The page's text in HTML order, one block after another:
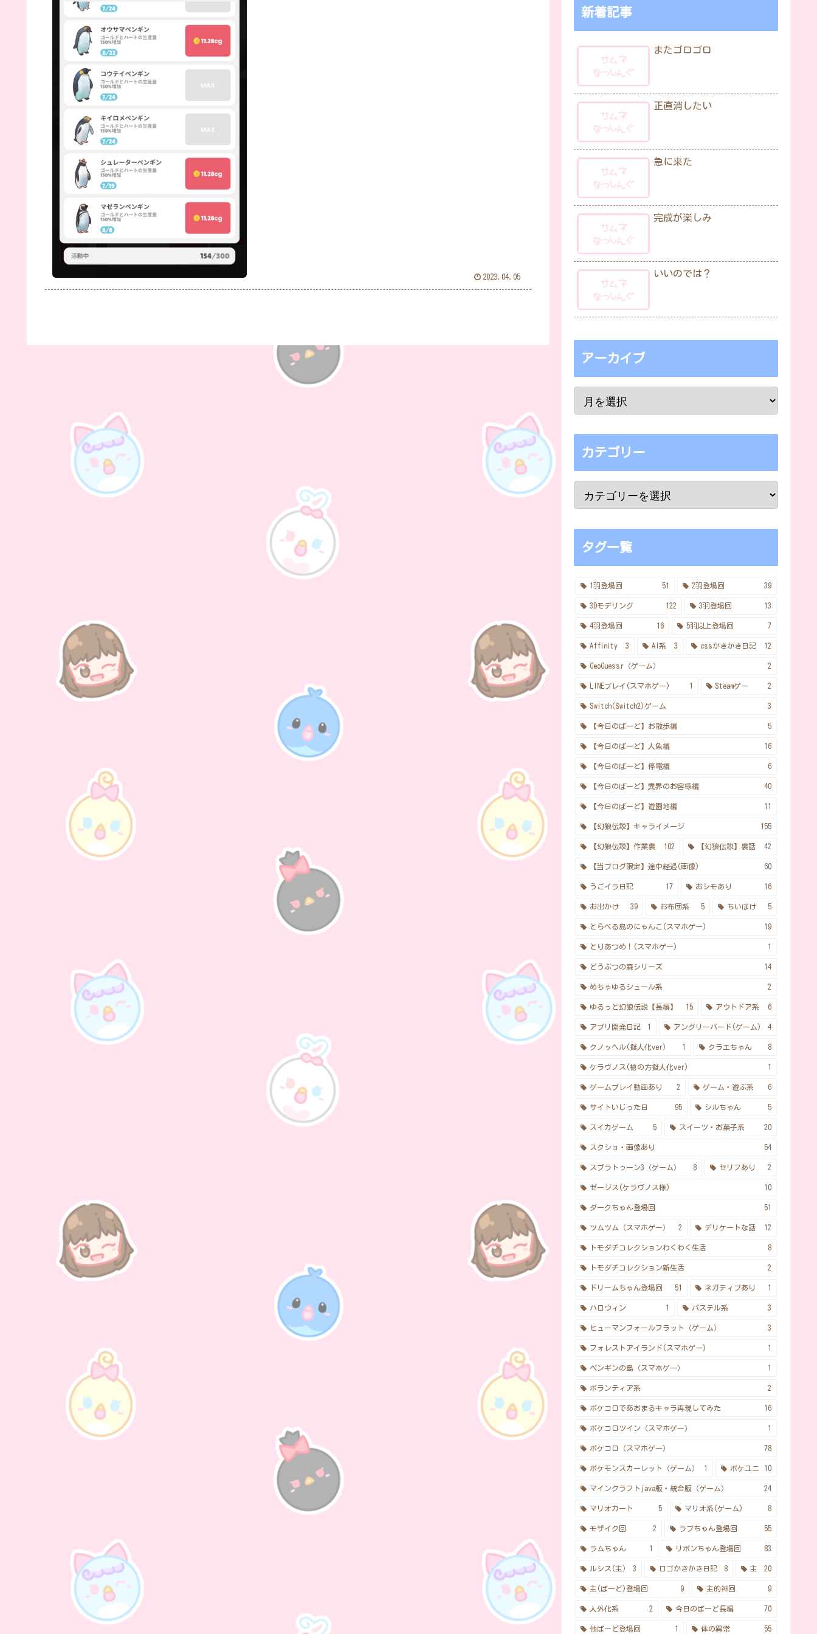
2023.04.05
新着記事
またゴロゴロ
正直消したい
急に来た
完成が楽しみ
いいのでは？
アーカイブ
カテゴリー
タグ一覧
1羽登場回 51 2羽登場回 39
3Dモデリング 122 3羽登場回 13
4羽登場回 16 5羽以上登場回 7
Affinity 3 AI系 3 cssかきかき日記 12
GeoGuessr（ゲーム） 2
LINEプレイ(スマホゲー) 1 Steamゲー 2
Switch(Switch2)ゲーム 3
【今日のばーど】お散歩編 5
【今日のばーど】人魚編 16
【今日のばーど】停電編 6
【今日のばーど】異界のお客様編 40
【今日のばーど】遊園地編 11
【幻狼伝説】キャライメージ 155
【幻狼伝説】作業裏 102 【幻狼伝説】裏話 42
【当ブログ限定】途中経過(画像) 60
うごイラ日記 17 おシモあり 16
お出かけ 39 お布団系 5 ちいぽけ 5
とらべる島のにゃんこ(スマホゲー) 19
とりあつめ！(スマホゲー) 1
どうぶつの森シリーズ 14
めちゃゆるシュール系 2
ゆるっと幻狼伝説【長編】 15 アウトドア系 6
アプリ開発日記 1 アングリーバード(ゲーム) 4
クノッヘル(擬人化ver) 1 クラエちゃん 8
ケラヴノス(槍の方擬人化ver) 1
ゲームプレイ動画あり 2 ゲーム・遊ぶ系 6
サイトいじった日 95 シルちゃん 5
スイカゲーム 5 スイーツ・お菓子系 20
スクショ・画像あり 54
スプラトゥーン3（ゲーム） 8 セリフあり 2
ゼージス(ケラヴノス様) 10
ダークちゃん登場回 51
ツムツム（スマホゲー） 2 デリケートな話 12
トモダチコレクションわくわく生活 8
トモダチコレクション新生活 2
ドリームちゃん登場回 51 ネガティブあり 1
ハロウィン 1 パステル系 3
ヒューマンフォールフラット（ゲーム） 3
フォレストアイランド(スマホゲー) 1
ペンギンの島（スマホゲー） 1
ボランティア系 2
ポケコロであおまるキャラ再現してみた 16
ポケコロツイン（スマホゲー） 1
ポケコロ（スマホゲー） 78
ポケモンスカーレット（ゲーム） 1 ポケユニ 10
マインクラフトjava版・統合版（ゲーム） 24
マリオカート 5 マリオ系(ゲーム) 8
モザイク回 2 ラブちゃん登場回 55
ラムちゃん 1 リボンちゃん登場回 83
ルシス(主) 3 ロゴかきかき日記 8 主 20
主(ばーど)登場回 9 主的神回 9
人外化系 2 今日のばーど長編 70
他ばーど登場回 1 体の異常 55